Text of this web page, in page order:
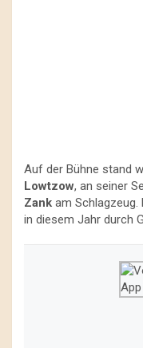
Auf der Bühne stand
Lowtzow, an seiner
Zank am
in diesem Jahr durch